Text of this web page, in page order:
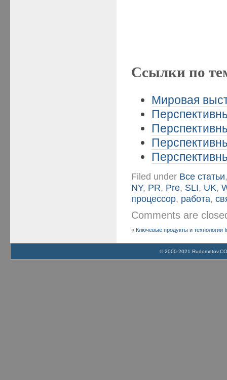
Ссылки по
Мировая
Filed under Все статьи
NY, PR, Pre, SLI, UK,
процессор, работа,
Comments are
« Ключевые продукты и технологии
© 2000-2021